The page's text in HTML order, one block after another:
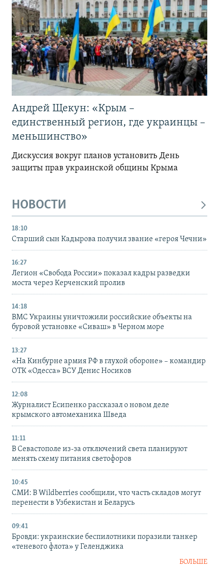
Андрей Щекун: «Крым –
единственный регион, где украинцы –
меньшинство»
Дискуссия вокруг планов установить День
защиты прав украинской общины Крыма
НОВОСТИ
18:10
Старший сын Кадырова получил звание «героя Чечни»
16:27
Легион «Свобода России» показал кадры разведки
моста через Керченский пролив
14:18
ВМС Украины уничтожили российские объекты на
буровой установке «Сиваш» в Черном море
13:27
«На Кинбурне армия РФ в глухой обороне» – командир
ОТК «Одесса» ВСУ Денис Носиков
12:08
Журналист Есипенко рассказал о новом деле
крымского автомеханика Шведа
11:11
В Севастополе из-за отключений света планируют
менять схему питания светофоров
10:45
СМИ: В Wildberries сообщили, что часть складов могут
перенести в Узбекистан и Беларусь
09:41
Бровди: украинские беспилотники поразили танкер
«теневого флота» у Геленджика
БОЛЬШЕ